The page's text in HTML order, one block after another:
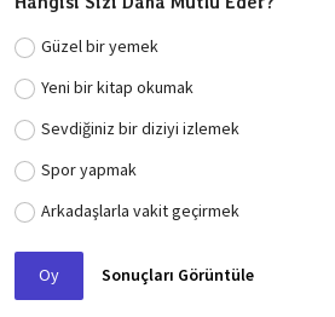
Güzel bir yemek
Yeni bir kitap okumak
Sevdiğiniz bir diziyi izlemek
Spor yapmak
Arkadaşlarla vakit geçirmek
Oy Sonuçları Görüntüle